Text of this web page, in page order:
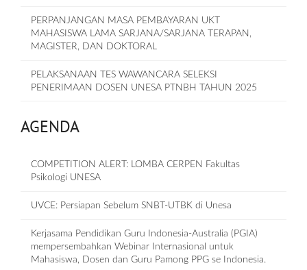
PERPANJANGAN MASA PEMBAYARAN UKT
MAHASISWA LAMA SARJANA/SARJANA TERAPAN,
MAGISTER, DAN DOKTORAL
PELAKSANAAN TES WAWANCARA SELEKSI
PENERIMAAN DOSEN UNESA PTNBH TAHUN 2025
AGENDA
COMPETITION ALERT: LOMBA CERPEN Fakultas
Psikologi UNESA
UVCE: Persiapan Sebelum SNBT-UTBK di Unesa
Kerjasama Pendidikan Guru Indonesia-Australia (PGIA)
mempersembahkan Webinar Internasional untuk
Mahasiswa, Dosen dan Guru Pamong PPG se Indonesia.